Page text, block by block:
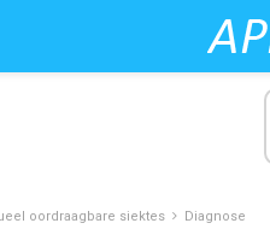
oordraagbare siektes Diagnose